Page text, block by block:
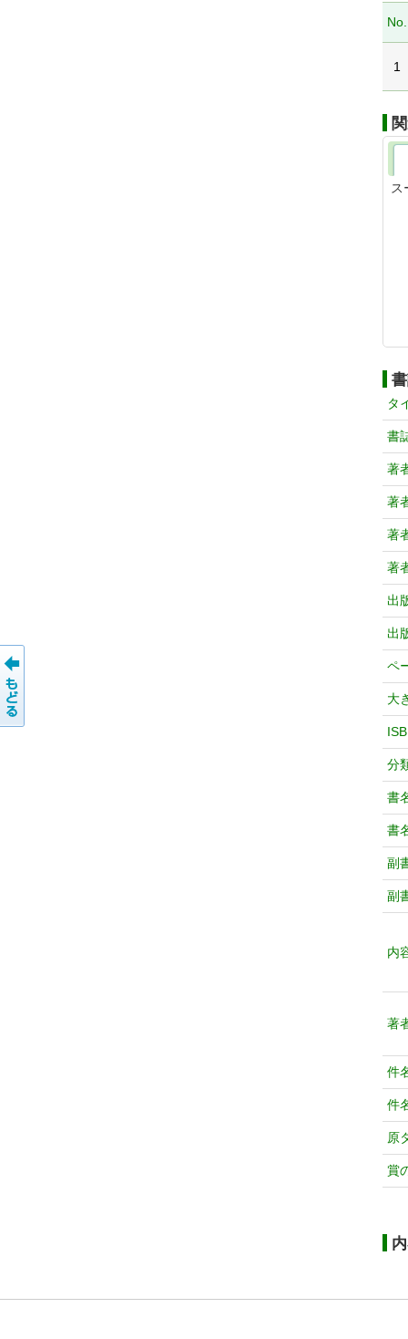
No.
1
タ
書
著
著
著
著
出
出
ペ
大
分
書
書
副
副
内
著
件
件
原
賞